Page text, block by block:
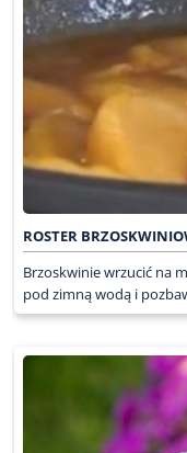
ROSTER
Brzoskwinie wrzucić na
pod zimną wodą i